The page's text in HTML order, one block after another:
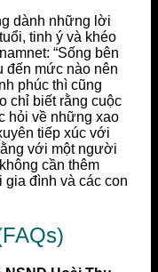
dành những lời
tinh ý và khéo
“Sống bên
đến mức nào nên
phúc thì cũng
chỉ biết rằng cuộc
hỏi về những xao
tiếp xúc với
với một người
cần thêm
gia đình và các con